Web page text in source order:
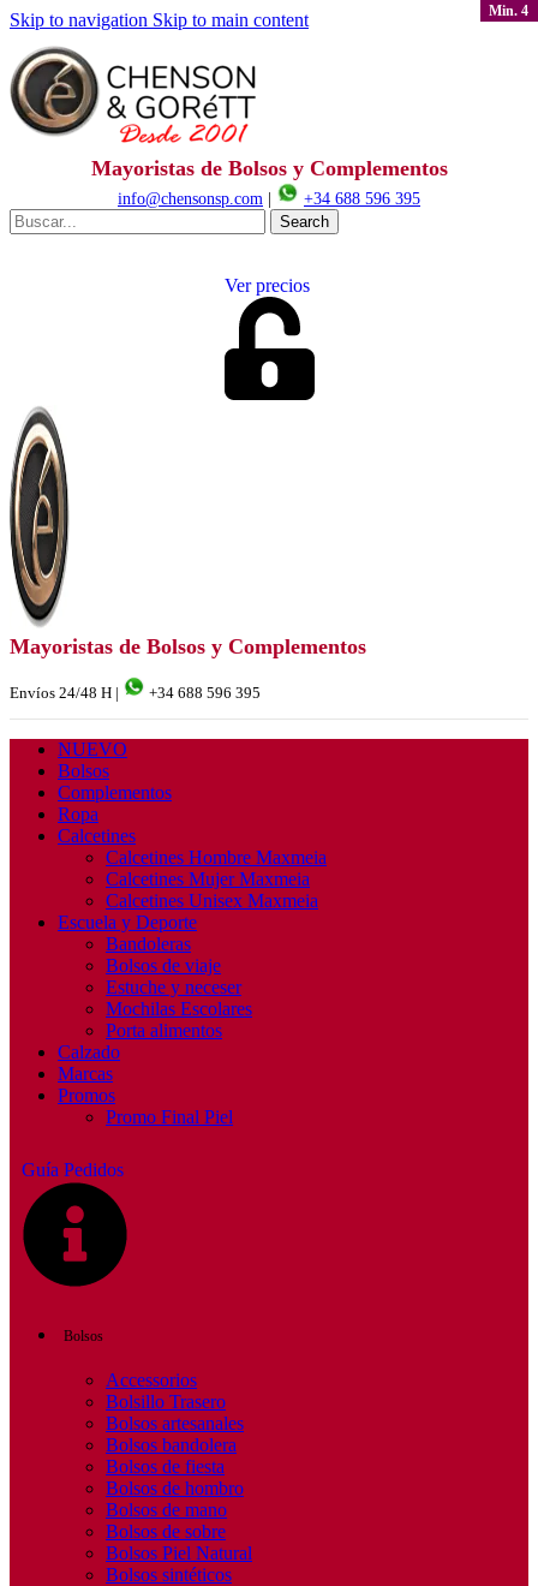
Skip to navigation Skip to main content
Mayoristas de Bolsos y Complementos
info@chensonsp.com
+34 688 596 395
Search
Ver precios
Mayoristas de Bolsos y Complementos
Envíos 24/48 H | +34 688 596 395
NUEVO
Bolsos
Complementos
Ropa
Calcetines
Calcetines Hombre Maxmeia
Calcetines Mujer Maxmeia
Calcetines Unisex Maxmeia
Escuela y Deporte
Bandoleras
Bolsos de viaje
Estuche y neceser
Mochilas Escolares
Porta alimentos
Calzado
Marcas
Promos
Promo Final Piel
Guía Pedidos
Bolsos
Accessorios
Bolsillo Trasero
Bolsos artesanales
Bolsos bandolera
Bolsos de fiesta
Bolsos de hombro
Bolsos de mano
Bolsos de sobre
Bolsos Piel Natural
Bolsos sintéticos
Min. 4